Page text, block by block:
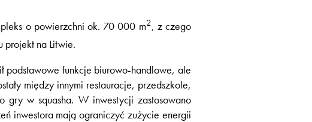
o powierzchni ok. 70 000 m2, z czego
projekt na Litwie.
podstawowe funkcje biurowo-handlowe, ale
między innymi restauracje, przedszkole,
w squasha. W inwestycji zastosowano
inwestora mają ograniczyć zużycie energii